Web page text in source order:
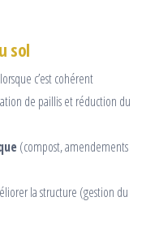
sol
lorsque c’est cohérent
de paillis et réduction du
(compost, amendements
la structure (gestion du